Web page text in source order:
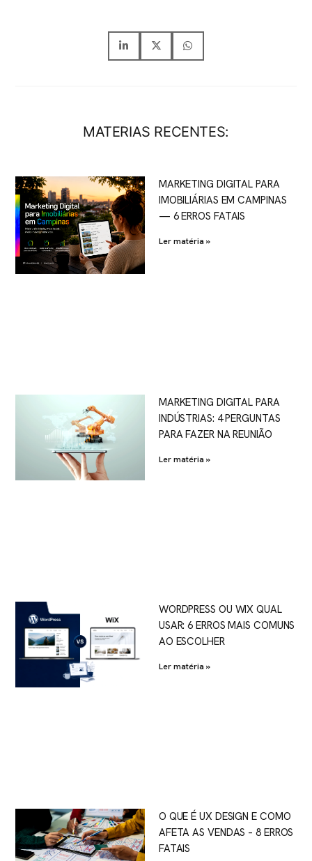
MATERIAS RECENTES:
MARKETING DIGITAL PARA
IMOBILIÁRIAS EM CAMPINAS
— 6 ERROS FATAIS
Ler matéria »
MARKETING DIGITAL PARA
INDÚSTRIAS: 4 PERGUNTAS
PARA FAZER NA REUNIÃO
Ler matéria »
WORDPRESS OU WIX QUAL
USAR: 6 ERROS MAIS COMUNS
AO ESCOLHER
Ler matéria »
O QUE É UX DESIGN E COMO
AFETA AS VENDAS – 8 ERROS
FATAIS